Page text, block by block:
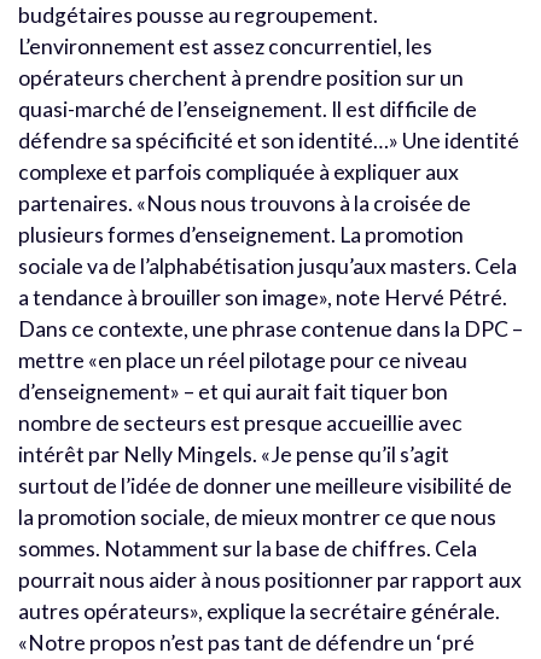
budgétaires pousse au regroupement.
L’environnement est assez concurrentiel, les
opérateurs cherchent à prendre position sur un
quasi-marché de l’enseignement. Il est difficile de
défendre sa spécificité et son identité…» Une identité
complexe et parfois compliquée à expliquer aux
partenaires. «Nous nous trouvons à la croisée de
plusieurs formes d’enseignement. La promotion
sociale va de l’alphabétisation jusqu’aux masters. Cela
a tendance à brouiller son image», note Hervé Pétré.
Dans ce contexte, une phrase contenue dans la DPC –
mettre «en place un réel pilotage pour ce niveau
d’enseignement» – et qui aurait fait tiquer bon
nombre de secteurs est presque accueillie avec
intérêt par Nelly Mingels. «Je pense qu’il s’agit
surtout de l’idée de donner une meilleure visibilité de
la promotion sociale, de mieux montrer ce que nous
sommes. Notamment sur la base de chiffres. Cela
pourrait nous aider à nous positionner par rapport aux
autres opérateurs», explique la secrétaire générale.
«Notre propos n’est pas tant de défendre un ‘pré